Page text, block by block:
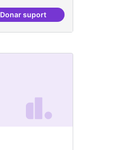
Donar suportSalut Comunitària